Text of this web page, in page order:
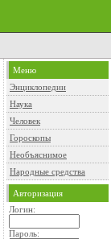
Меню
Энциклопедии
Наука
Человек
Гороскопы
Необъяснимое
Народные средства
Авторизация
Логин:
Пароль: